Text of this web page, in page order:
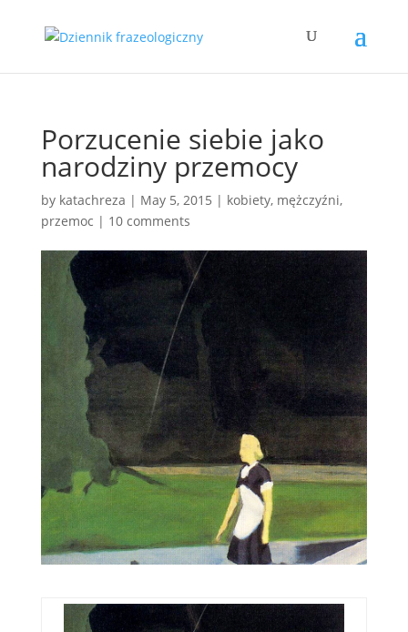
Porzucenie siebie jako
narodziny przemocy
by katachreza | May 5, 2015 | kobiety, mężczyźni,
przemoc | 10 comments